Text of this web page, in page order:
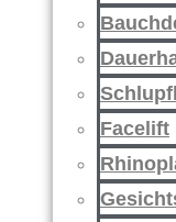
Facelift